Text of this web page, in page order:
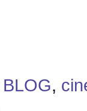
BLOG,